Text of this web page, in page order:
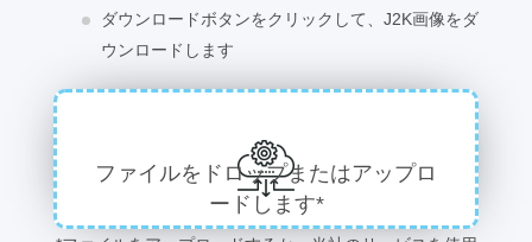
ダウンロードボタンをクリックして、J2K画像をダ
ウンロードします
ファイルをドロップまたはアップロ
ードします*